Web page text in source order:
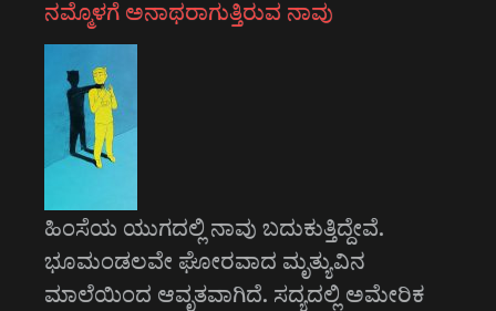
ನಮ್ಮೊಳಗೆ ಅನಾಥರಾಗುತ್ತಿರುವ ನಾವು
ಹಿಂಸೆಯ ಯುಗದಲ್ಲಿ ನಾವು ಬದುಕುತ್ತಿದ್ದೇವೆ.
ಭೂಮಂಡಲವೇ ಘೋರವಾದ ಮೃತ್ಯುವಿನ
ಮಾಲೆಯಿಂದ ಆವೃತವಾಗಿದೆ. ಸದ್ಯದಲ್ಲಿ ಅಮೇರಿಕ